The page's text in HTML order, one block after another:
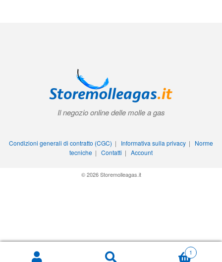
1
Il negozio online delle molle a gas
Condizioni generali di contratto (CGC) | Informativa sulla privacy | Norme
tecniche | Contatti | Account
© 2026 Storemolleagas.it